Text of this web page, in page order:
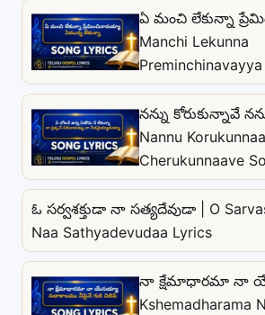
ఏ మంచి లేకున్నా
Manchi Lekunna
నన్ను కోరుకున్నావే
Nannu
Cherukunnaave
ఓ సర్వశక్తుడా నా సత్యదేవుడా | O
Naa Sathyadevudaa Lyrics
నా క్షేమాధారమా నా
Kshemadharama